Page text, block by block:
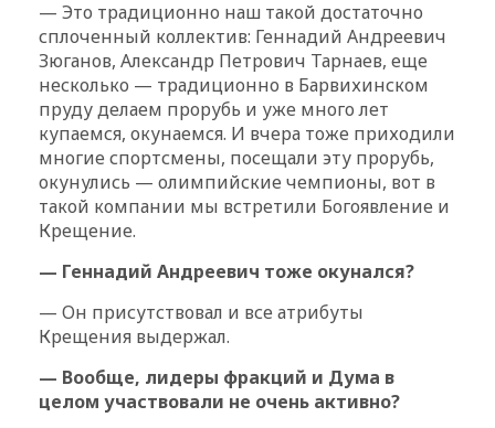
— Это традиционно наш такой достаточно
сплоченный коллектив: Геннадий Андреевич
Зюганов, Александр Петрович Тарнаев, еще
несколько — традиционно в Барвихинском
пруду делаем прорубь и уже много лет
купаемся, окунаемся. И вчера тоже приходили
многие спортсмены, посещали эту прорубь,
окунулись — олимпийские чемпионы, вот в
такой компании мы встретили Богоявление и
Крещение.
— Геннадий Андреевич тоже окунался?
— Он присутствовал и все атрибуты
Крещения выдержал.
— Вообще, лидеры фракций и Дума в
целом участвовали не очень активно?